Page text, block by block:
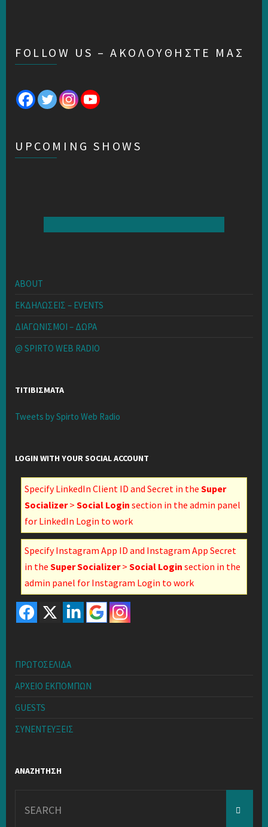
FOLLOW US – ΑΚΟΛΟΥΘΗΣΤΕ ΜΑΣ
UPCOMING SHOWS
ABOUT
ΕΚΔΗΛΩΣΕΙΣ – EVENTS
ΔΙΑΓΩΝΙΣΜΟΙ – ΔΩΡΑ
@ SPIRTO WEB RADIO
ΤΙΤΙΒΙΣΜΑΤΑ
Tweets by Spirto Web Radio
LOGIN WITH YOUR SOCIAL ACCOUNT
Specify LinkedIn Client ID and Secret in the Super
Socializer> Social Login section in the admin panel
for LinkedIn Login to work
Specify Instagram App ID and Instagram App Secret
in the Super Socializer> Social Login section in the
admin panel for Instagram Login to work
ΠΡΩΤΟΣΕΛΙΔΑ
ΑΡΧΕΙΟ ΕΚΠΟΜΠΩΝ
GUESTS
ΣΥΝΕΝΤΕΥΞΕΙΣ
ΑΝΑΖΗΤΗΣΗ
for: